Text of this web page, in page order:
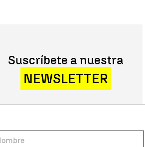
Suscríbete a nuestra
NEWSLETTER